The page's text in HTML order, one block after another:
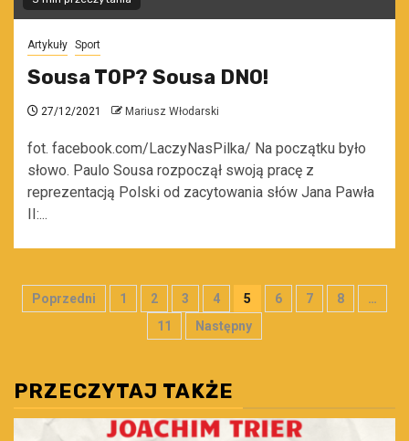
Artykuły Sport
Sousa TOP? Sousa DNO!
27/12/2021 Mariusz Włodarski
fot. facebook.com/LaczyNasPilka/ Na początku było
słowo. Paulo Sousa rozpoczął swoją pracę z
reprezentacją Polski od zacytowania słów Jana Pawła
II:...
Stronicowanie
Poprzedni 1 2 3 4 5 6 7 8
…
11
Następny
PRZECZYTAJ TAKŻE